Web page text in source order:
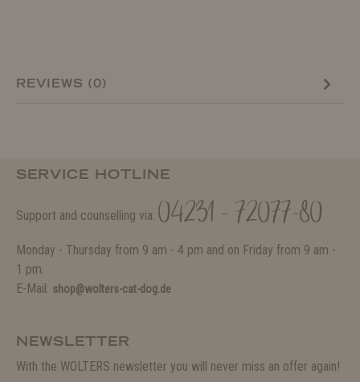
REVIEWS (0)
SERVICE HOTLINE
Support and counselling via: 04231 - 72077-80
Monday - Thursday from 9 am - 4 pm and on Friday from 9 am -
1 pm.
E-Mail: shop@wolters-cat-dog.de
NEWSLETTER
With the WOLTERS newsletter you will never miss an offer again!